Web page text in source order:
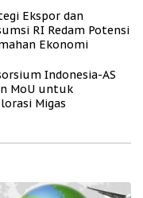
Ekspor dan
RI Redam Potensi
Ekonomi
Indonesia-AS
MoU untuk
Migas